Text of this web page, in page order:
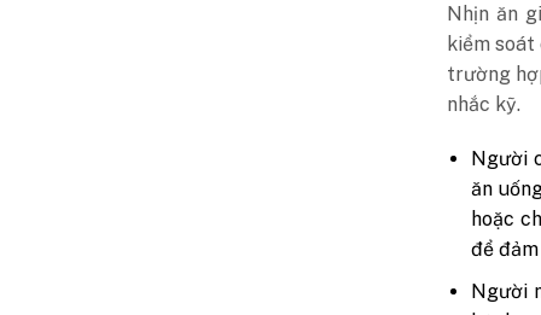
Nhịn ăn
kiểm
trường
nhắc kỹ.
Người
ăn
hoặc
để
Người